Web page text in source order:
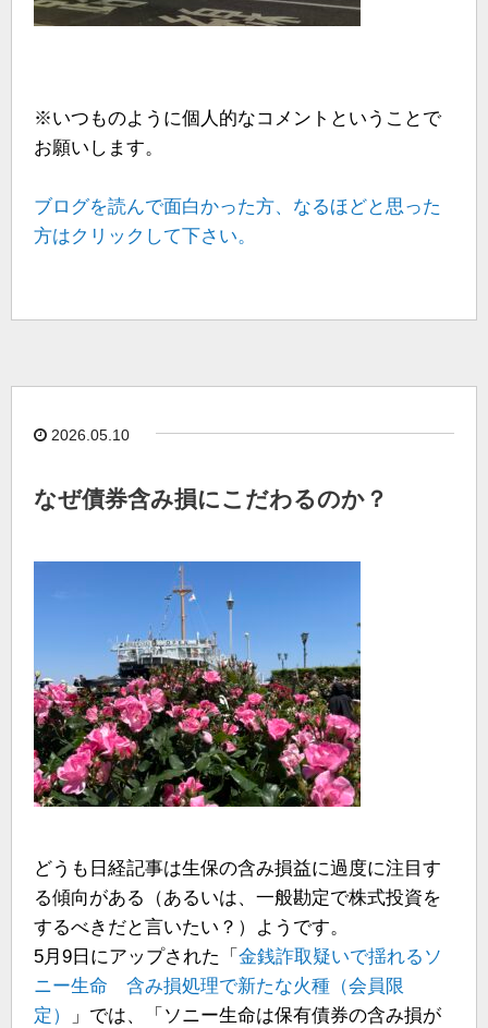
※いつものように個人的なコメントということで
お願いします。
ブログを読んで面白かった方、なるほどと思った
方はクリックして下さい。
2026.05.10
なぜ債券含み損にこだわるのか？
どうも日経記事は生保の含み損益に過度に注目す
る傾向がある（あるいは、一般勘定で株式投資を
するべきだと言いたい？）ようです。
5月9日にアップされた「 金銭詐取疑いで揺れるソ
ニー生命 含み損処理で新たな火種（会員限
定）
」では、「ソニー生命は保有債券の含み損が